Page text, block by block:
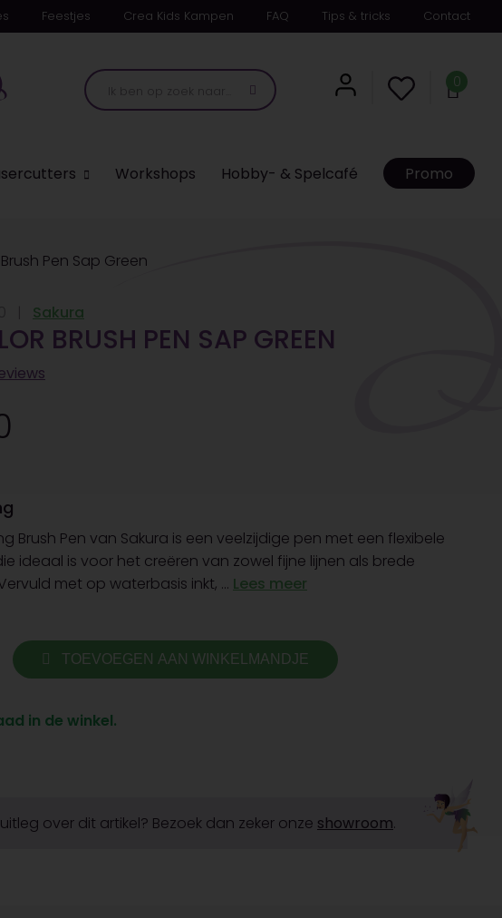
Feestjes Crea Kids Kampen FAQ Tips & tricks Contact
0
Workshops Hobby- & Spelcafé Promo
Pen Sap Green
Sakura
BRUSH PEN SAP GREEN
Brush Pen van Sakura is een veelzijdige pen met een flexibele
ideaal is voor het creëren van zowel fijne lijnen als brede
met op waterbasis inkt, ... Lees meer
TOEVOEGEN AAN WINKELMANDJE
in de winkel.
over dit artikel? Bezoek dan zeker onze showroom.